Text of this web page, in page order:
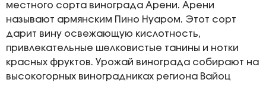
местного сорта винограда Арени. Арени
называют армянским Пино Нуаром. Этот сорт
дарит вину освежающую кислотность,
привлекательные шелковистые танины и нотки
красных фруктов. Урожай винограда собирают на
высокогорных виноградниках региона Вайоц